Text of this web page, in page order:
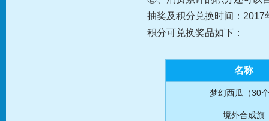
抽奖及积分兑换时间：
积分可兑换奖品如下：
名称
梦幻西瓜（30
境外合成旗